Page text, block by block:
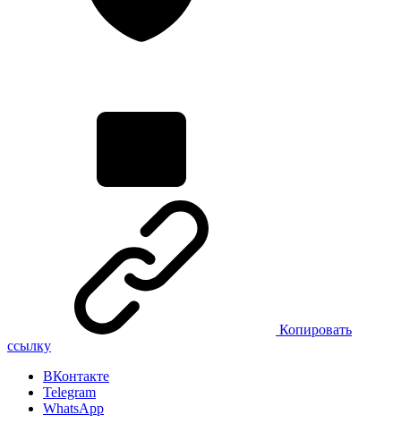
Копировать
ссылку
ВКонтакте
Telegram
WhatsApp